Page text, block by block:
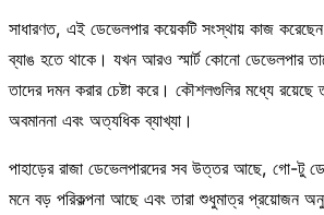
সাধারণত, এই ডেভেলপার কয়েকটি সংস্থায় কাজ
ব্যাঙ হতে থাকে। যখন আরও স্মার্ট কোনো ডেভেলপার
তাদের দমন করার চেষ্টা করে। কৌশলগুলির মধ্যে
অবমাননা এবং অত্যধিক ব্যাখ্যা।
পাহাড়ের রাজা ডেভেলপারদের সব উত্তর আছে, গো-টু
মনে বড় পরিকল্পনা আছে এবং তারা শুধুমাত্র প্রয়োজন